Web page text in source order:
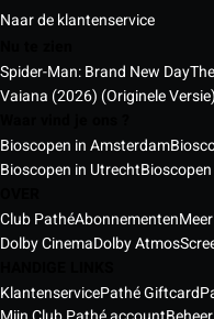
Naar de klantenservice
Spider-Man: Brand New Day
Vaiana (2026) (Originele Versie)
Bioscopen in Amsterdam
Bioscopen in Utrecht
Club PathéAbonnementen
Dolby CinemaDolby Atmos
KlantenservicePathé Giftcard